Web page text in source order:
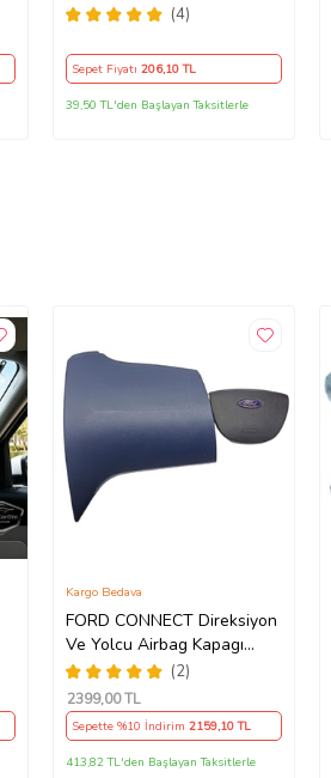
Direksiyon Kılıf Kokusuz Kılıf
(4)
Sepet Fiyatı206,10 TL
39,50 TL'den Başlayan Taksitlerle
FORD CONNECT Direksiyon
Ve Yolcu Airbag Kapagı
Takım (2009-2014) İthal
Üretim
(2)
Kargo Bedava
2399,00 TL
Sepette %10 İndirim2159,10 TL
413,82 TL'den Başlayan Taksitlerle